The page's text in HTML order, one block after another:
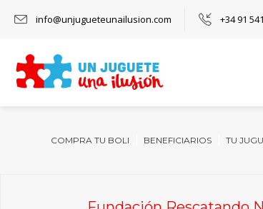
info@unjugueteunailusion.com +34 91
COMPRA TU BOLI BENEFICIARIOS TU